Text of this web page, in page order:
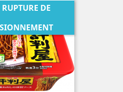
RUPTURE DE